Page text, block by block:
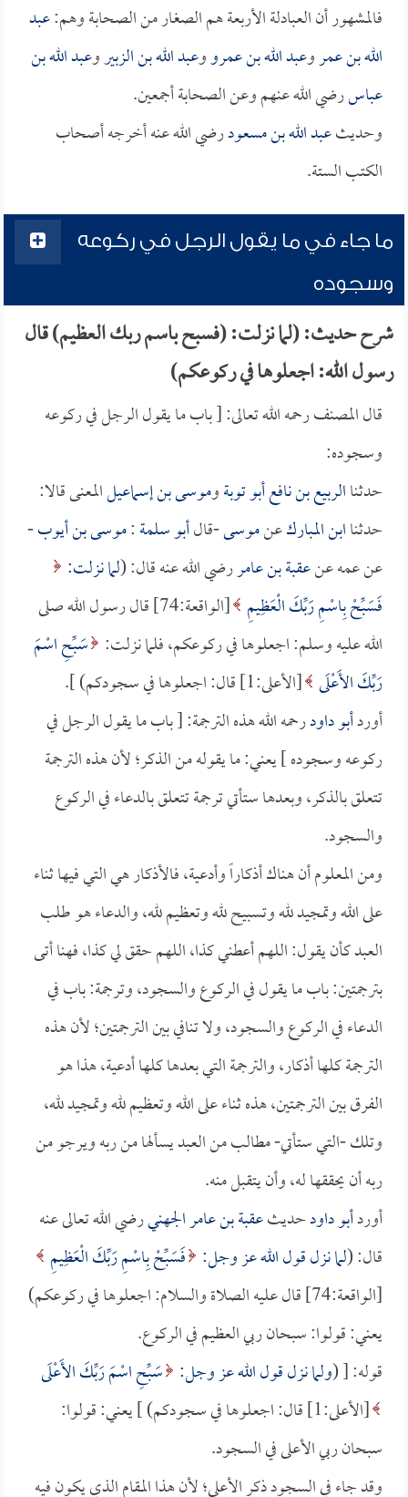
فالمشهور أن العبادلة الأربعة هم الصغار من الصحابة وهم:عبد
الله بن عمروعبد الله بن عمرووعبد الله بن الزبيروعبد الله بن
عباسرضي الله عنهم وعن الصحابة أجمعين.
وحديثعبد الله بن مسعودرضي الله عنه أخرجه أصحاب
الكتب الستة.
ما جاء في ما يقول الرجل في ركوعه
وسجوده
شرح حديث: (لما نزلت: (فسبح باسم ربك العظيم) قال
رسول الله: اجعلوها في ركوعكم)
قال المصنف رحمه الله تعالى: [ باب ما يقول الرجل في ركوعه
وسجوده:
حدثناالربيع بن نافع أبو توبةوموسى بن إسماعيلالمعنى قالا:
حدثناابن المباركعنموسى-قالأبو سلمة:موسى بن أيوب-
عن عمه عنعقبة بن عامررضي الله عنه قال: (لما نزلت:
فَسَبِّحْ بِاسْمِ رَبِّكَ الْعَظِيمِ
[الواقعة:74] قال رسول الله صلى
الله عليه وسلم: اجعلوها في ركوعكم، فلما نزلت: سَبِّحِ اسْمَ
رَبِّكَ الأَعْلَى [الأعلى:1] قال: اجعلوها في سجودكم) ].
أوردأبو داودرحمه الله هذه الترجمة: [ باب ما يقول الرجل في
ركوعه وسجوده ] يعني: ما يقوله من الذكر؛ لأن هذه الترجمة
تتعلق بالذكر، وبعدها ستأتي ترجمة تتعلق بالدعاء في الركوع
والسجود.
ومن المعلوم أن هناك أذكاراً وأدعية، فالأذكار هي التي فيها ثناء
على الله وتمجيد لله وتسبيح لله وتعظيم لله، والدعاء هو طلب
العبد كأن يقول: اللهم أعطني كذا، اللهم حقق لي كذا، فهنا أتى
بترجمتين: باب ما يقول في الركوع والسجود، وترجمة: باب في
الدعاء في الركوع والسجود، ولا تنافي بين الترجمتين؛ لأن هذه
الترجمة كلها أذكار، والترجمة التي بعدها كلها أدعية، هذا هو
الفرق بين الترجمتين، هذه ثناء على الله وتعظيم لله وتمجيد لله،
وتلك -التي ستأتي- مطالب من العبد يسألها من ربه ويرجو من
ربه أن يحققها له، وأن يتقبل منه.
أوردأبو داودحديثعقبة بن عامر الجهنيرضي الله تعالى عنه
قال: (لما نزل قول الله عز وجل: فَسَبِّحْ بِاسْمِ رَبِّكَ الْعَظِيمِ
[الواقعة:74] قال عليه الصلاة والسلام: اجعلوها في ركوعكم)
يعني: قولوا: سبحان ربي العظيم في الركوع.
قوله: [ (ولما نزل قول الله عز وجل: سَبِّحِ اسْمَ رَبِّكَ الأَعْلَى
[الأعلى:1] قال: اجعلوها في سجودكم) ] يعني: قولوا:
سبحان ربي الأعلى في السجود.
وقد جاء في السجود ذكر الأعلى؛ لأن هذا المقام الذي يكون فيه